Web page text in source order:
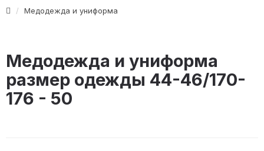
Медодежда и униформа
Медодежда и униформа
размер одежды 44-46/170-
176 - 50